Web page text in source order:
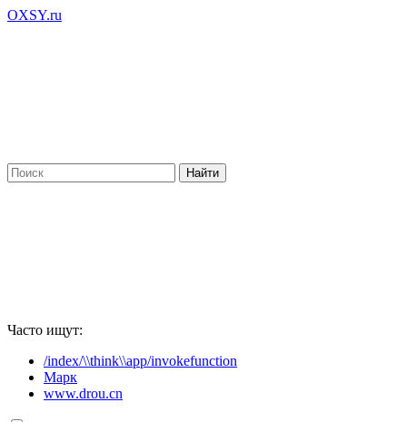
OXSY.ru
Часто ищут:
/index/\\think\\app/invokefunction
Марк
www.drou.cn